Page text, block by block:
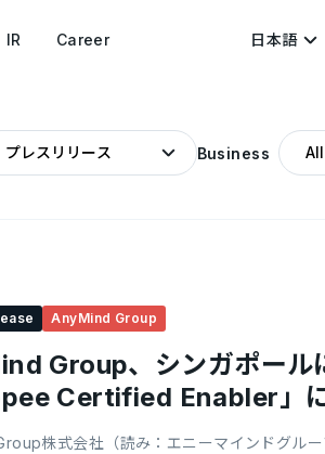
IR Career 日本語
Business
AnyMind Group
Group、シンガポール
Certified Enabler」
株式会社（読み：エニーマインドグル